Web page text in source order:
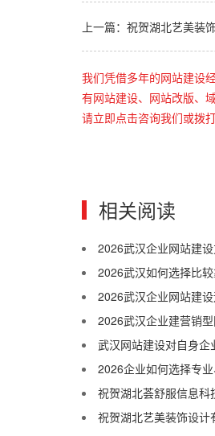
上一篇：祝贺湖北艺美装
我们凭借多年的网站建设
有网站建设、网站改版、
请立即点击咨询我们或拨
相关阅读
2026武汉企业网站建
2026武汉如何选择比
2026武汉企业网站建
2026武汉企业建营销
武汉网站建设对自身
2026企业如何选择专
祝贺湖北荟舒服信息科
祝贺湖北艺美装饰设计